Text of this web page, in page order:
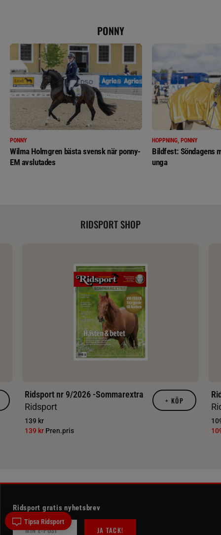
PONNY
PONNY
Wilma Holmgren bästa svensk när ponny-
EM avslutades
HOPPNING, PONNY
Bildfest: Söndagens
unga
RIDSPORT SHOP
Ridsport nr 9/2026 -Sommarextra
Ridsport
139 kr
139 kr Pren.pris
+ KÖP
Tipsa Ridsport
Ridsport gratis nyhetsbrev
JA TACK!